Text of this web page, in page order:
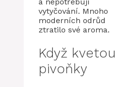
vytyčování. Mnoho
moderních odrůd
ztratilo své aroma.
Když kvetou
pivoňky